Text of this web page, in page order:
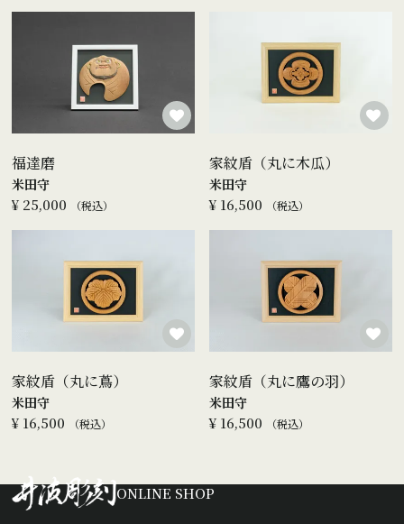
福達磨
¥ 25,000 税込
米田守
家紋盾（丸に木瓜）
¥ 16,500 税込
米田守
家紋盾（丸に蔦）
¥ 16,500 税込
米田守
家紋盾（丸に鷹の羽）
¥ 16,500 税込
米田守
ONLINE SHOP